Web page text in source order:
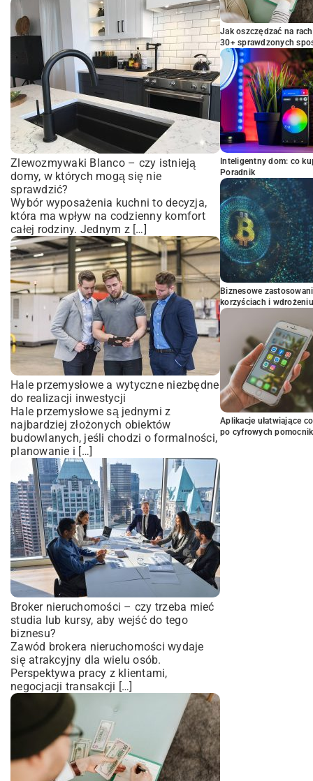
Zlewozmywaki Blanco – czy istnieją
domy, w których mogą się nie
sprawdzić?
Wybór wyposażenia kuchni to decyzja,
która ma wpływ na codzienny komfort
całej rodziny. Jednym z […]
Hale przemysłowe a wytyczne niezbędne
do realizacji inwestycji
Hale przemysłowe są jednymi z
najbardziej złożonych obiektów
budowlanych, jeśli chodzi o formalności,
planowanie i […]
Broker nieruchomości – czy trzeba mieć
studia lub kursy, aby wejść do tego
biznesu?
Zawód brokera nieruchomości wydaje
się atrakcyjny dla wielu osób.
Perspektywa pracy z klientami,
negocjacji transakcji […]
Jak oszczędzać na
30+ sprawdzonych
Inteligentny dom: co
Poradnik
Biznesowe
korzyściach i wdrożeniu
Aplikacje ułatwiające
po cyfrowych